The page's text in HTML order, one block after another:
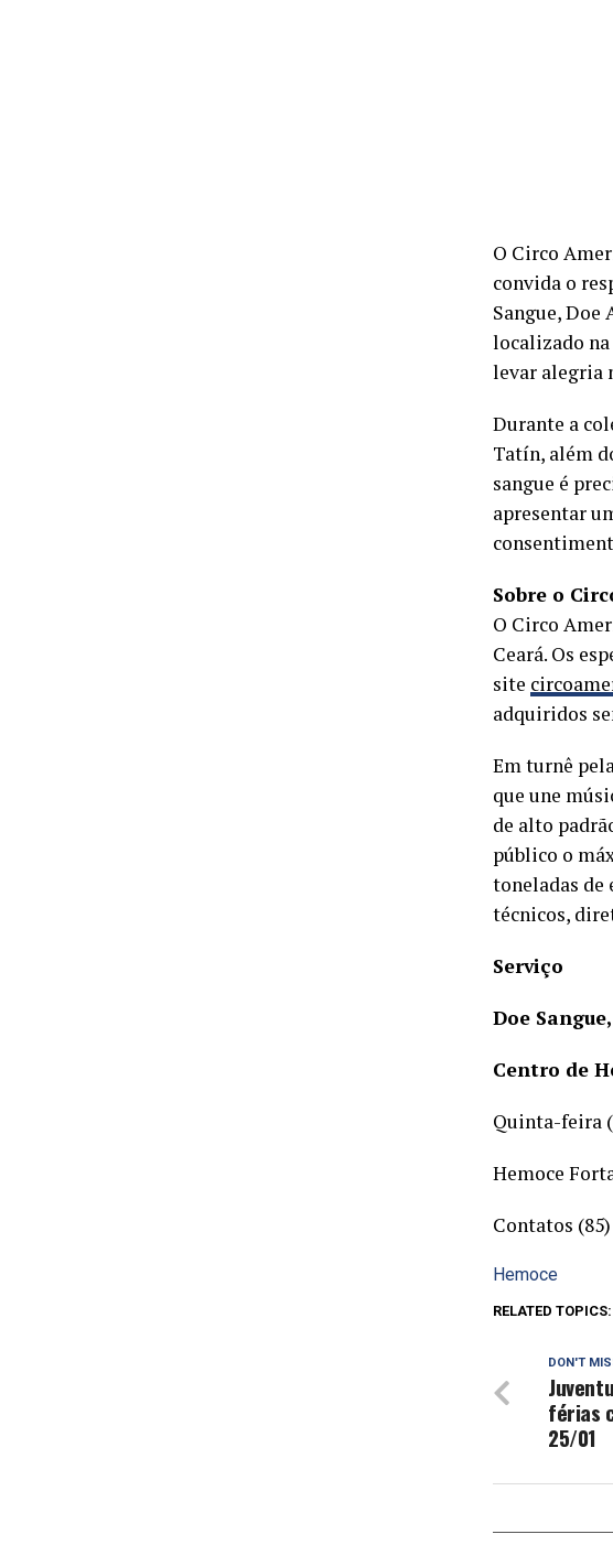
O Circo
convida o
Sangue, Doe
localizado na
levar alegria
Durante a
Tatín, além
sangue é
apresentar
Sobre o
O Circo
Ceará. Os
site
adquiridos
Em turnê
que une
de alto
público o
toneladas de
técnicos,
Serviço
Doe
Centro de
Quinta-feira
Hemoce
Contatos
Hemoce
RELATED TOPICS:
DON'T
férias
25/01